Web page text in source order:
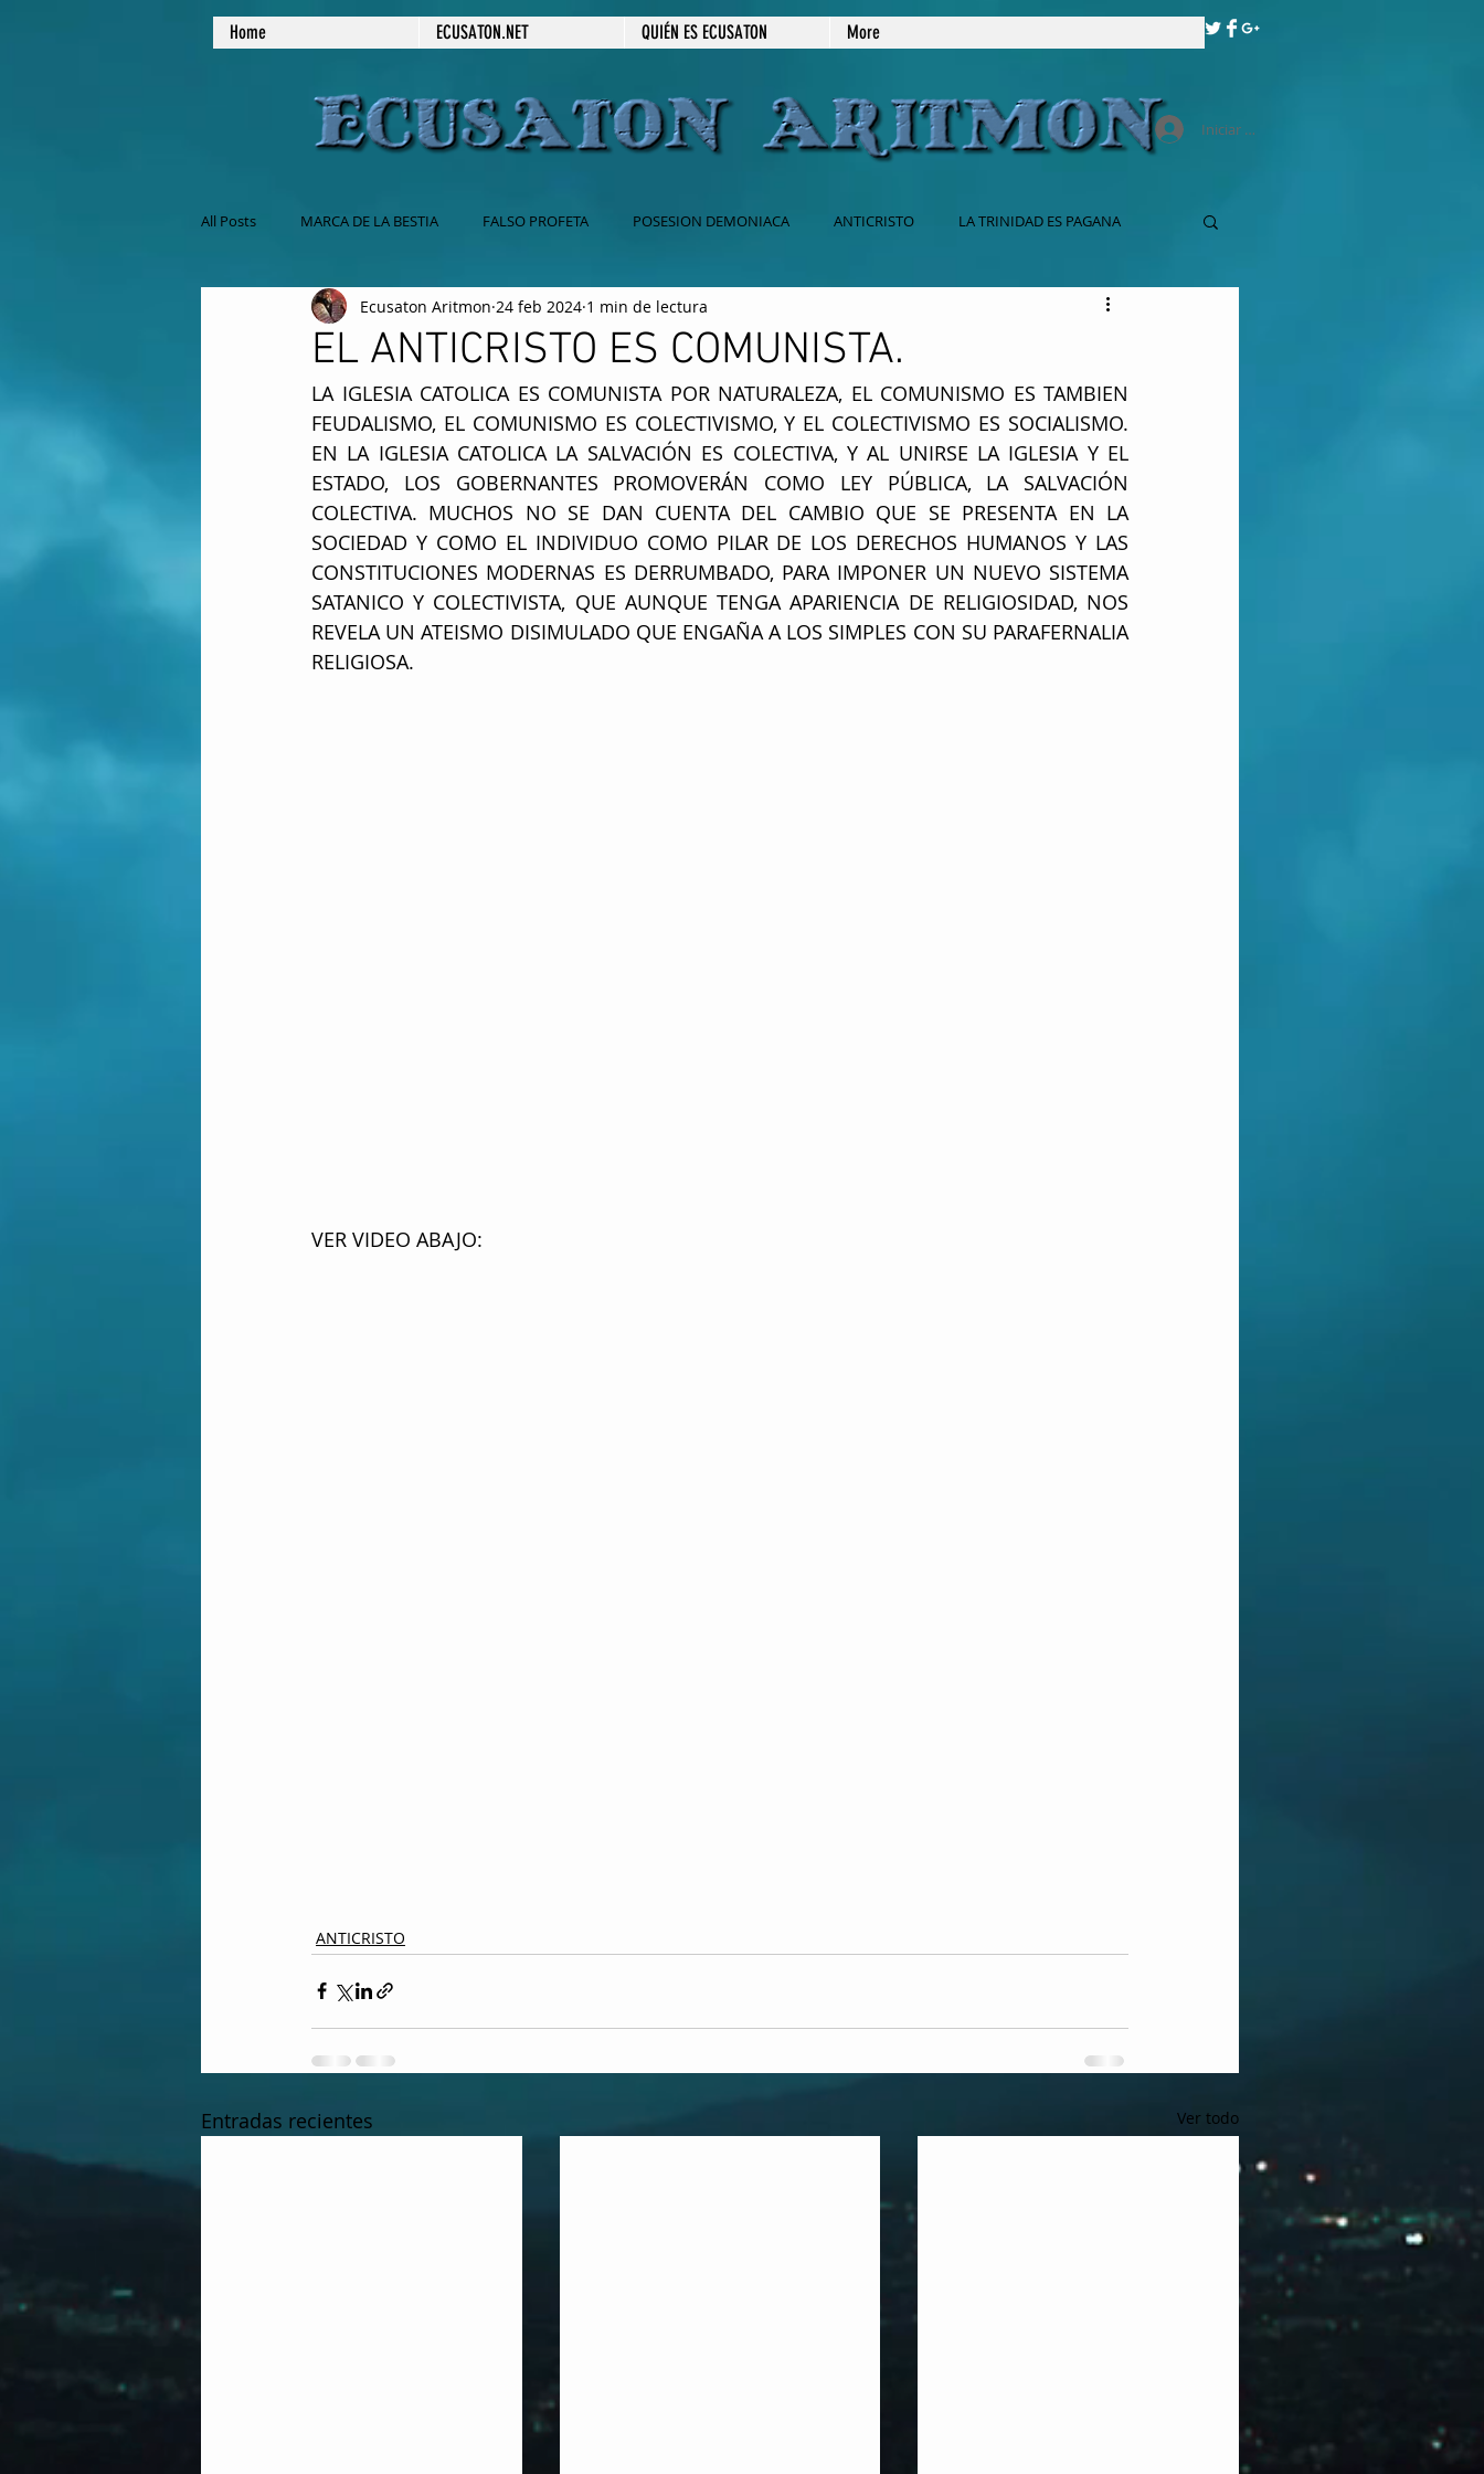
Home ECUSATON.NET QUIÉN ES ECUSATON More
Iniciar sesión
All Posts MARCA DE LA BESTIA FALSO PROFETA POSESION DEMONIACA ANTICRISTO LA TRINIDAD ES PAGANA
NO COMAS CARNE MASONERIA CATOLICA BABILONIA
EL SABADO ES EL DIA DE REPOSO ESPIRITISMO SECRETOS REVELADOS PRÉDICAS ESCRITAS
EL ANTICRISTO ES COMUNISTA.
Ecusaton Aritmon 24 feb 2024 1 min de lectura
LA IGLESIA CATOLICA ES COMUNISTA POR NATURALEZA, EL COMUNISMO ES TAMBIEN
FEUDALISMO, EL COMUNISMO ES COLECTIVISMO, Y EL COLECTIVISMO ES SOCIALISMO.
EN LA IGLESIA CATOLICA LA SALVACIÓN ES COLECTIVA, Y AL UNIRSE LA IGLESIA Y EL
ESTADO, LOS GOBERNANTES PROMOVERÁN COMO LEY PÚBLICA, LA SALVACIÓN
COLECTIVA. MUCHOS NO SE DAN CUENTA DEL CAMBIO QUE SE PRESENTA EN LA
SOCIEDAD Y COMO EL INDIVIDUO COMO PILAR DE LOS DERECHOS HUMANOS Y LAS
CONSTITUCIONES MODERNAS ES DERRUMBADO, PARA IMPONER UN NUEVO SISTEMA
SATANICO Y COLECTIVISTA, QUE AUNQUE TENGA APARIENCIA DE RELIGIOSIDAD, NOS
REVELA UN ATEISMO DISIMULADO QUE ENGAÑA A LOS SIMPLES CON SU PARAFERNALIA
RELIGIOSA.
VER VIDEO ABAJO:
ANTICRISTO
Entradas recientes Ver todo